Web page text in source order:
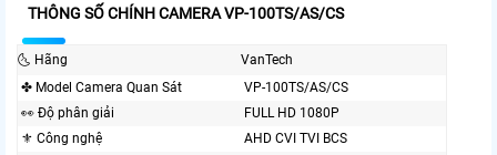
THÔNG SỐ CHÍNH CAMERA VP-100TS/AS/CS
🌜 Hãng
VanTech
✤ Model Camera Quan Sát
VP-100TS/AS/CS
️👀 Độ phân giải
FULL HD 1080P
⚜️ Công nghệ
AHD CVI TVI BCS